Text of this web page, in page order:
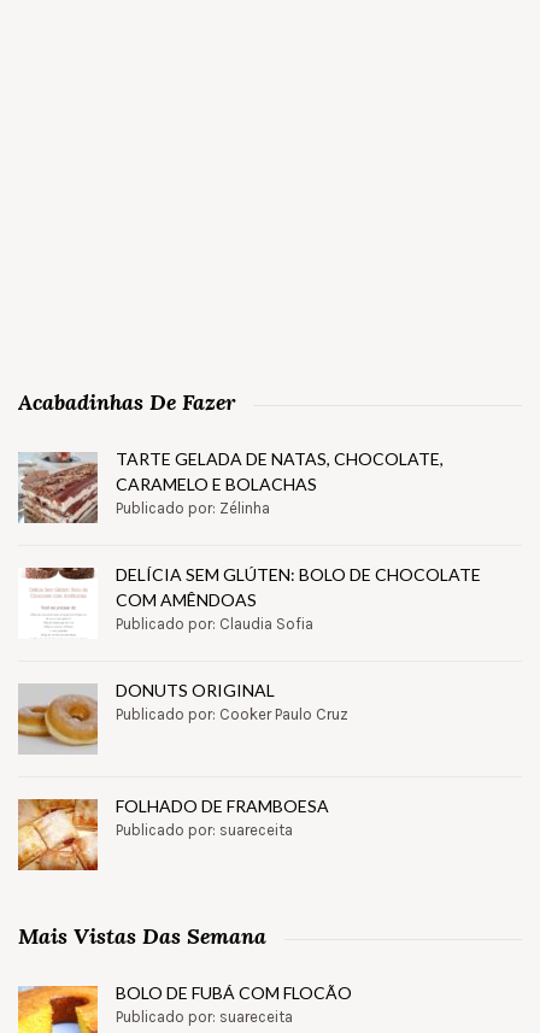
Acabadinhas De Fazer
TARTE GELADA DE NATAS, CHOCOLATE,
CARAMELO E BOLACHAS
Publicado por: Zélinha
DELÍCIA SEM GLÚTEN: BOLO DE CHOCOLATE
COM AMÊNDOAS
Publicado por: Claudia Sofia
DONUTS ORIGINAL
Publicado por: Cooker Paulo Cruz
FOLHADO DE FRAMBOESA
Publicado por: suareceita
Mais Vistas Das Semana
BOLO DE FUBÁ COM FLOCÃO
Publicado por: suareceita